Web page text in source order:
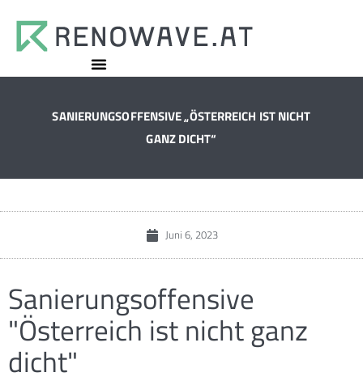
SANIERUNGSOFFENSIVE „ÖSTERREICH IST NICHT
GANZ DICHT“
Juni 6, 2023
Sanierungsoffensive
"Österreich ist nicht ganz
dicht"